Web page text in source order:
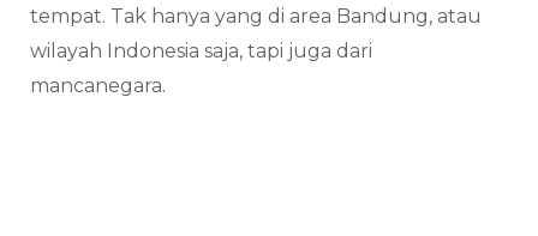
tempat. Tak hanya yang di area Bandung, atau
wilayah Indonesia saja, tapi juga dari
mancanegara.